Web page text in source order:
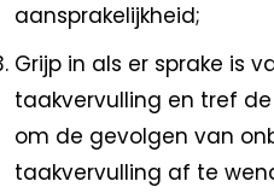
aansprakelijkheid;
Grijp in als er sprake is
taakvervulling en tref
om de gevolgen van
taakvervulling af te